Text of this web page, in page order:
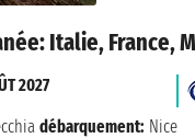
Italie, France,
2027
débarquement: Nice